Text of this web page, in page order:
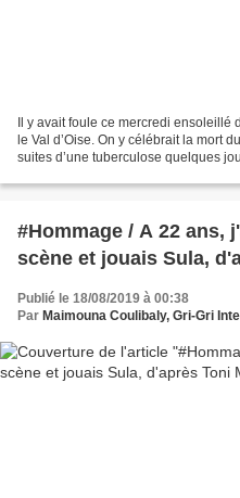
Il y avait foule ce mercredi
le Val d’Oise. On y célébrait la mort
suites d’une tuberculose quelques
#Hommage / A 22 ans,
scène et jouais Sula,
Publié le 18/08/2019 à 00:38
Par Maimouna Coulibaly, Gri-Gri